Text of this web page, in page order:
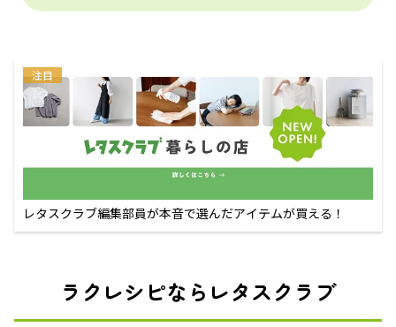
注目
レタスクラブ編集部員が本音で選んだアイテムが買える！
ラクレシピならレタスクラブ